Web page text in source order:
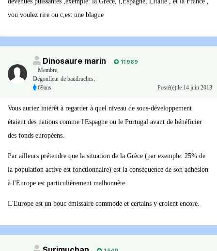
vou voulez rire ou c,est une blague
Dinosaure marin
11 989
Membre,
Dégonfleur de baudruches,
69ans
Posté(e) le 14 juin 2013
Vous auriez intérêt à regarder à quel niveau de sous-développement
étaient des nations comme l'Espagne ou le Portugal avant de bénéficier
des fonds européens.
Par ailleurs prétendre que la situation de la Grèce (par exemple: 25% de
la population active est fonctionnaire) est la conséquence de son adhésion
à l'Europe est particulièrement malhonnête.
L'Europe est un bouc émissaire commode et certains y croient encore.